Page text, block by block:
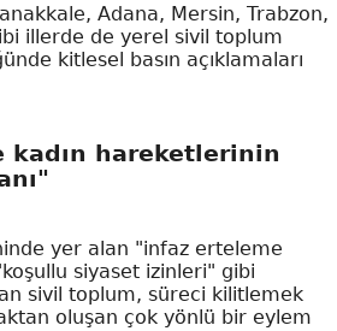
Adana, Mersin, Trabzon,
illerde de yerel sivil toplum
kitlesel basın açıklamaları
kadın hareketlerinin
yer alan "infaz erteleme
siyaset izinleri" gibi
sivil toplum, süreci kilitlemek
oluşan çok yönlü bir eylem